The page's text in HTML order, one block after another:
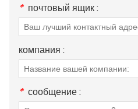
* почтовый ящик :
компания :
* сообщение :